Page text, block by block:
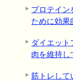
プロテイン
ために効果
ダイエット
肉を維持し
筋トレして